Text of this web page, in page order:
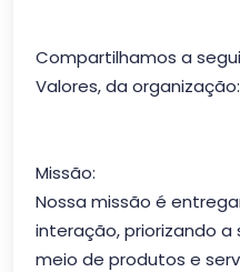
Compartilhamos a
Valores, da organização:
Missão:
Nossa missão é
interação, priorizando
meio de produtos e